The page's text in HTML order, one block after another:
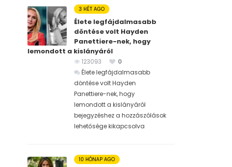
3 HÉT AGO
Élete legfájdalmasabb
döntése volt Hayden
Panettiere-nek, hogy
lemondott a kislányáról
123093
0
Élete legfájdalmasabb
döntése volt Hayden
Panettiere-nek, hogy
lemondott a kislányáról
bejegyzéshez a hozzászólások
lehetősége kikapcsolva
10 HÓNAP AGO